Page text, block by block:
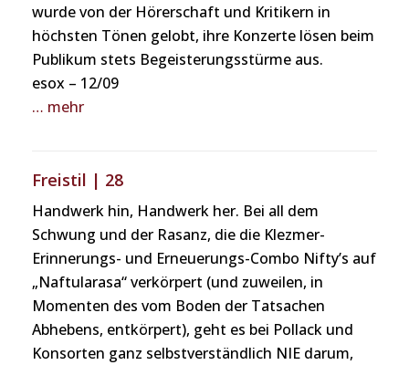
wurde von der Hörerschaft und Kritikern in
höchsten Tönen gelobt, ihre Konzerte lösen beim
Publikum stets Begeisterungsstürme aus.
esox – 12/09
… mehr
Freistil | 28
Handwerk hin, Handwerk her. Bei all dem
Schwung und der Rasanz, die die Klezmer-
Erinnerungs- und Erneuerungs-Combo Nifty’s auf
„Naftularasa“ verkörpert (und zuweilen, in
Momenten des vom Boden der Tatsachen
Abhebens, entkörpert), geht es bei Pollack und
Konsorten ganz selbstverständlich NIE darum,